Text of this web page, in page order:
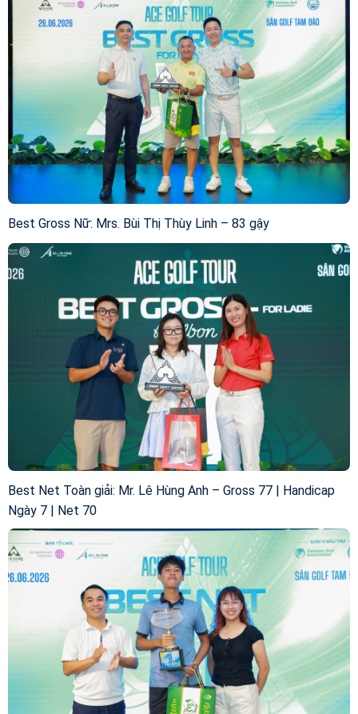
Best Gross Nữ: Mrs. Bùi Thị Thùy Linh – 83 gậy
Best Net Toàn giải: Mr. Lê Hùng Anh – Gross 77 | Handicap
Ngày 7 | Net 70